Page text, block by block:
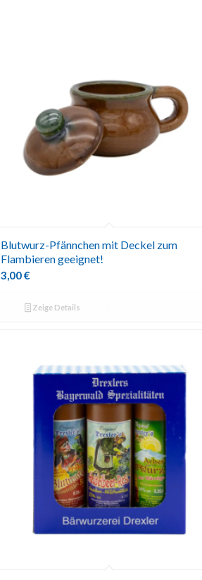
Blutwurz-Pfännchen mit Deckel zum
Flambieren geeignet!
3,00€
Zeige Details